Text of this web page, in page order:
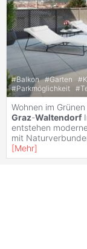
#Balkon #Garten #
#Parkmöglichkeit #
Wohnen im
Graz-Waltendorf
entstehen
mit
[Mehr]